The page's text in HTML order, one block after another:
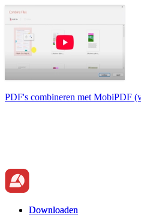
PDF's combineren met MobiPDF
Downloaden
Downloaden